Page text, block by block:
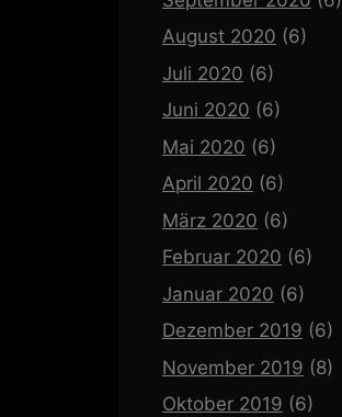
August 2020 (6)
Juli 2020 (6)
Juni 2020 (6)
Mai 2020 (6)
April 2020 (6)
März 2020 (6)
Februar 2020 (6)
Januar 2020 (6)
Dezember 2019 (6)
November 2019 (8)
Oktober 2019 (6)